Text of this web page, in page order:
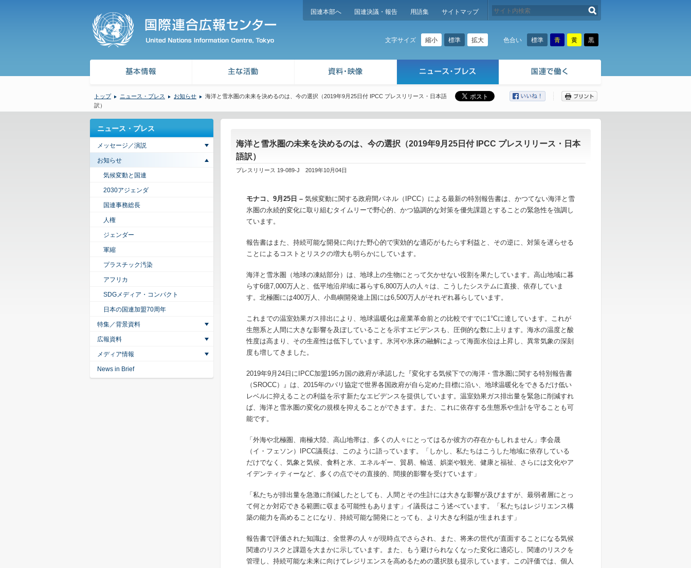
国連本部へ 国連決議・報告 用語集 サイトマップ
文字サイズ 縮小 標準 拡大 色合い 標準 青 黄 黒
トップ ニュース・プレス お知らせ
海洋と雪氷圏の未来を決めるのは、今の選択（2019年9月25日付 IPCC プレスリリース・日本語
訳）
海洋と雪氷圏の未来を決めるのは、今の選択（2019年9月25日付 IPCC プレスリリース・日本
語訳）
プレスリリース 19-089-J 2019年10月04日
モナコ、9月25日 – 気候変動に関する政府間パネル（IPCC）による最新の特別報告書は、かつてない海洋と雪
氷圏の永続的変化に取り組むタイムリーで野心的、かつ協調的な対策を優先課題とすることの緊急性を強調し
ています。
報告書はまた、持続可能な開発に向けた野心的で実効的な適応がもたらす利益と、その逆に、対策を遅らせる
ことによるコストとリスクの増大も明らかにしています。
海洋と雪氷圏（地球の凍結部分）は、地球上の生物にとって欠かせない役割を果たしています。高山地域に暮
らす6億7,000万人と、低平地沿岸域に暮らす6,800万人の人々は、こうしたシステムに直接、依存していま
す。北極圏には400万人、小島嶼開発途上国には6,500万人がそれぞれ暮らしています。
これまでの温室効果ガス排出により、地球温暖化は産業革命前との比較ですでに1°Cに達しています。これが
生態系と人間に大きな影響を及ぼしていることを示すエビデンスも、圧倒的な数に上ります。海水の温度と酸
性度は高まり、その生産性は低下しています。氷河や氷床の融解によって海面水位は上昇し、異常気象の深刻
度も増してきました。
2019年9月24日にIPCC加盟195カ国の政府が承認した『変化する気候下での海洋・雪氷圏に関する特別報告書
（SROCC）』は、2015年のパリ協定で世界各国政府が自ら定めた目標に沿い、地球温暖化をできるだけ低い
レベルに抑えることの利益を示す新たなエビデンスを提供しています。温室効果ガス排出量を緊急に削減すれ
ば、海洋と雪氷圏の変化の規模を抑えることができます。また、これに依存する生態系や生計を守ることも可
能です。
「外海や北極圏、南極大陸、高山地帯は、多くの人々にとってはるか彼方の存在かもしれません」李会晟
（イ・フェソン）IPCC議長は、このように語っています。「しかし、私たちはこうした地域に依存している
だけでなく、気象と気候、食料と水、エネルギー、貿易、輸送、娯楽や観光、健康と福祉、さらには文化やア
イデンティティーなど、多くの点でその直接的、間接的影響を受けています」
「私たちが排出量を急激に削減したとしても、人間とその生計には大きな影響が及びますが、最弱者層にとっ
て何とか対応できる範囲に収まる可能性もあります」イ議長はこう述べています。「私たちはレジリエンス構
築の能力を高めることになり、持続可能な開発にとっても、より大きな利益が生まれます」
報告書で評価された知識は、全世界の人々が現時点でさらされ、また、将来の世代が直面することになる気候
関連のリスクと課題を大まかに示しています。また、もう避けられなくなった変化に適応し、関連のリスクを
管理し、持続可能な未来に向けてレジリエンスを高めるための選択肢も提示しています。この評価では、個人
ニュース・プレス
メッセージ／演説
お知らせ
気候変動と国連
2030アジェンダ
国連事務総長
人権
ジェンダー
軍縮
プラスチック汚染
アフリカ
SDGメディア・コンパクト
日本の国連加盟70周年
特集／背景資料
広報資料
メディア情報
News in Brief